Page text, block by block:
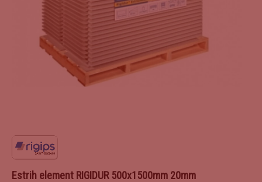
Estrih element RIGIDUR 500x1500mm 20mm